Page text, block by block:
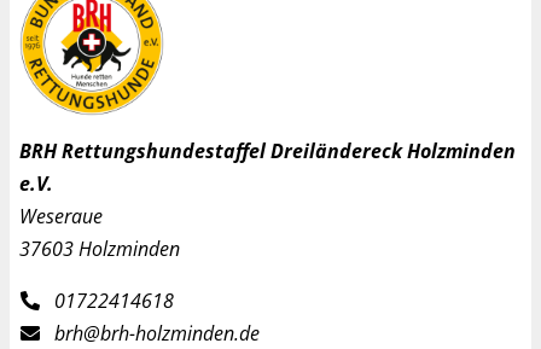
BRH Rettungshundestaffel Dreiländereck Holzminden
e.V.
Weseraue
37603 Holzminden
01722414618
brh@brh-holzminden.de